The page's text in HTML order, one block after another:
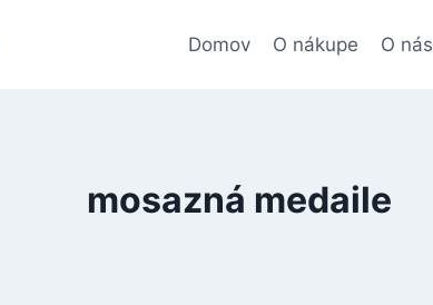
Domov O nákupe O nás
mosazná medaile